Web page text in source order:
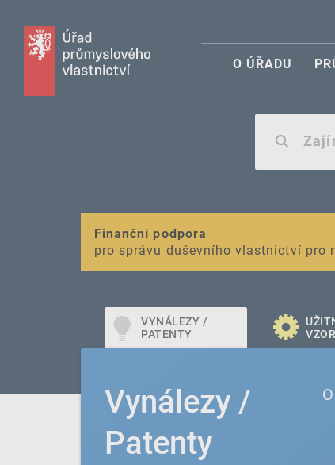
O ÚŘADU
VAROVÁNÍ
Nevyžádané výzvy k uhrazení poplatku
Finanční podpora
pro správu duševního vlastnictví pro
VYNÁLEZY /
PATENTY
Vynálezy /
Patenty